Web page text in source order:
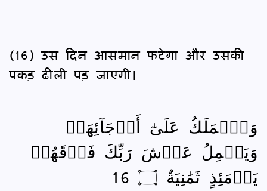
(16) उस दिन आसमान फटेगा और उसकी
पकड़ ढीली पड़ जाएगी।
وَٱلۡمَلَكُ عَلَىٰٓ أَرۡجَآئِهَاۚ
وَيَحۡمِلُ عَرۡشَ رَبِّكَ فَوۡقَهُمۡ
يَوۡمَئِذٍ ثَمَٰنِيَةٌ ۝ 16